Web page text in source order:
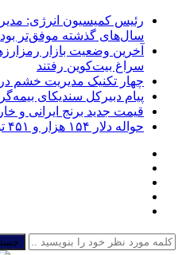
رئیس کمیسیون انرژی:
سال‌های گذشته موفق‌تر
آخرین وضعیت بازار
سراغ بیت‌کوین رفتند
چهار تکنیک مدیریت خشم
پیام دبیرکل سندیکای
قیمت جدید برنج ایرانی و
حواله دلار ۱۵۴ هزار و ۴۵۱ تومان شد